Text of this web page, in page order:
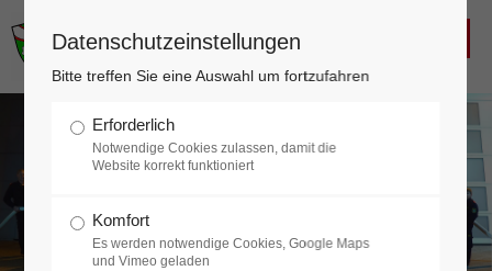
Login
Benutzername
Passwort
Datenschutzeinstellungen
Bitte treffen Sie eine Auswahl um fortzufahren
Erforderlich
Notwendige Cookies zulassen, damit die
Website korrekt funktioniert
Komfort
Es werden notwendige Cookies, Google Maps
und Vimeo geladen
FREIWILLIGE FEUERWEHR
KALTENLEUTGEBEN